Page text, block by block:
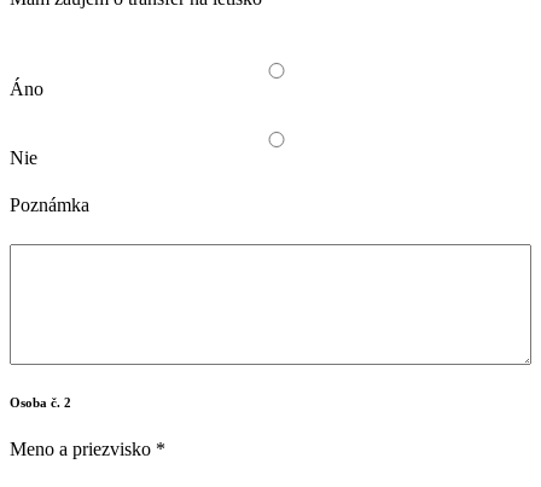
Áno
Nie
Poznámka
Osoba č. 2
Meno a priezvisko *